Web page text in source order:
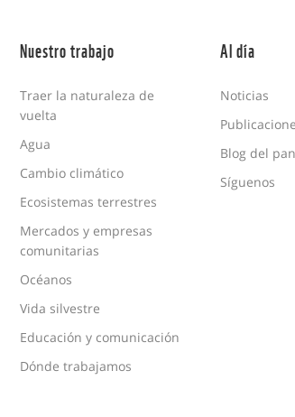
Nuestro trabajo
Traer la naturaleza de
vuelta
Agua
Cambio climático
Ecosistemas terrestres
Mercados y empresas
comunitarias
Océanos
Vida silvestre
Educación y comunicación
Dónde trabajamos
Al día
Noticias
Blog del
Síguenos